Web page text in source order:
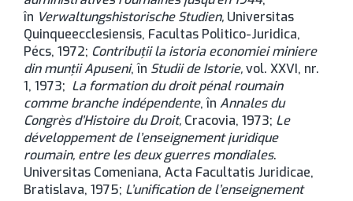
în Verwaltungshistorische Studien, Universitas
Quinqueecclesiensis, Facultas Politico-Juridica,
Pécs, 1972; Contribuții la istoria economiei miniere
din munții Apuseni, în Studii de Istorie,vol. XXVI, nr.
1, 1973; La formation du droit pénal roumain
comme branche indépendente, în Annales du
Congrès d’Histoire du Droit, Cracovia, 1973; Le
développement de l’enseignement juridique
roumain, entre les deux guerres mondiales.
Universitas Comeniana, Acta Facultatis Juridicae,
Bratislava, 1975; L’unification de l’enseignement